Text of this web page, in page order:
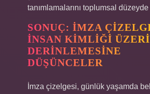
tanımlamalarını toplumsal
SONUÇ: İMZA
İNSAN KIMLIĞI
DERINLEMESINE
DÜŞÜNCELER
İmza çizelgesi, günlük yaşamda